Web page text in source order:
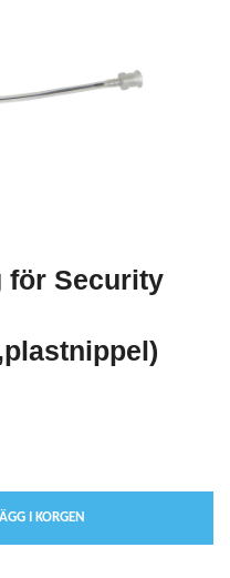
för Security
I KORGEN